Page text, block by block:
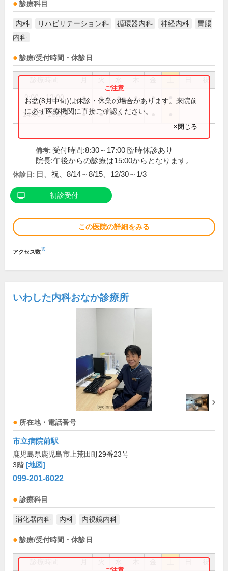
診療科目
内科 リハビリテーション科 循環器内科 神経内科
胃腸
内科
診療/受付時間・休診日
祝
9:00～13:00 ● ● ● ● ●
14:00～18:00 ● ● ● ●
お盆(8月中旬)は休診・休業の場合があります。来院前
に必ず医療機関に直接ご確認ください。
×閉じる
備考: 受付時間:8:30～17:00 臨時休診あり
院長:午後からの診療は15:00からとなります。
休診日: 日、祝、8/14～8/15、12/30～1/3
初診受付
この医院の詳細をみる
アクセス数※
いわした内科おなか診療所
所在地・電話番号
市立病院前駅
鹿児島県鹿児島市上荒田町29番23号
3階 [地図]
099-201-6022
診療科目
消化器内科 内科 内視鏡内科
診療/受付時間・休診日
祝